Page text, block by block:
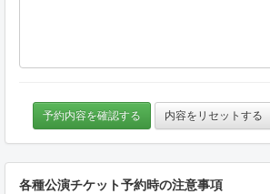
予約内容を確認する 内容をリセットする
各種公演チケット予約時の注意事項